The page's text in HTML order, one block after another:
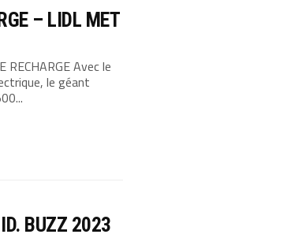
– LIDL MET
RECHARGE Avec le
le géant
BUZZ 2023